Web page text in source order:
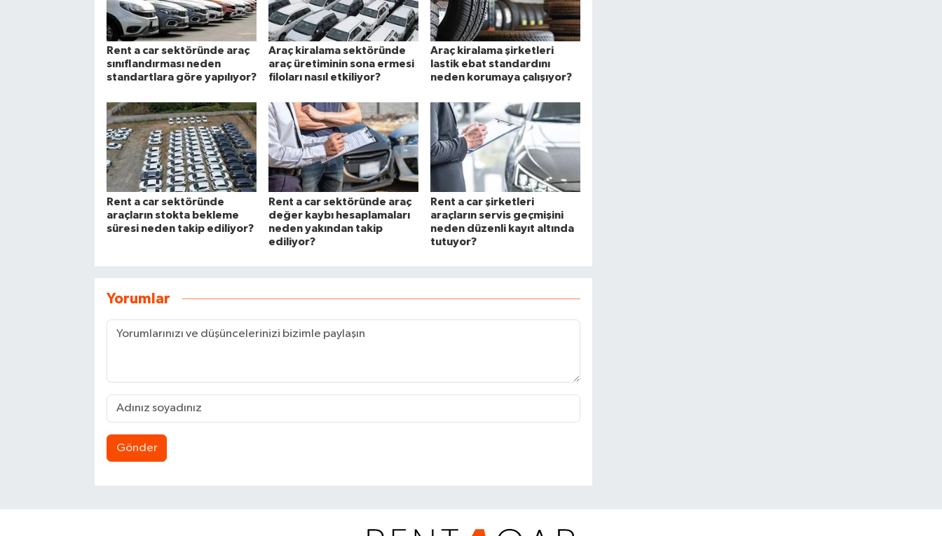
Rent a car sektöründe araç
sınıflandırması neden
standartlara göre yapılıyor?
Araç kiralama sektöründe
araç üretiminin sona ermesi
filoları nasıl etkiliyor?
Araç kiralama şirketleri
lastik ebat standardını
neden korumaya çalışıyor?
Rent a car sektöründe
araçların stokta bekleme
süresi neden takip ediliyor?
Rent a car sektöründe araç
değer kaybı hesaplamaları
neden yakından takip
ediliyor?
Rent a car şirketleri
araçların servis geçmişini
neden düzenli kayıt altında
tutuyor?
Yorumlar
Gönder